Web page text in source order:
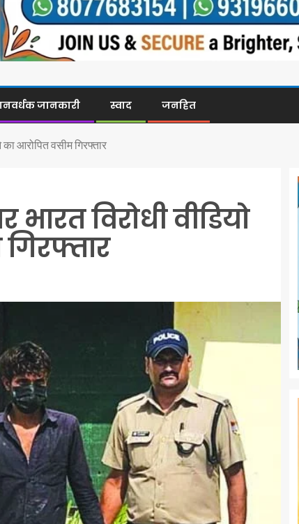
जानकारी स्वाद जनहित
का आरोपित वसीम गिरफ्तार
भारत विरोधी वीडियो